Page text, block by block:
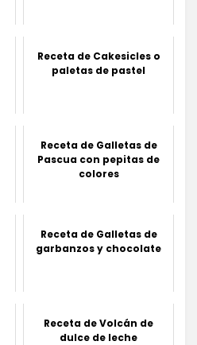
Receta de Cakesicles o
paletas de pastel
Receta de Galletas de
Pascua con pepitas de
colores
Receta de Galletas de
garbanzos y chocolate
Receta de Volcán de
dulce de leche